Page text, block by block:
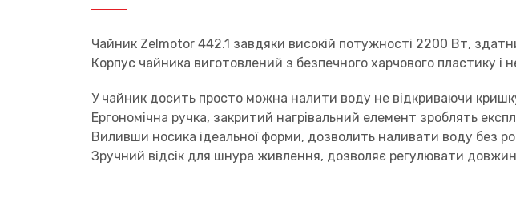
Чайник Zelmotor 442.1 завдяки високій потужності 2200 Вт,
Корпус чайника виготовлений з безпечного харчового пластику і
У чайник досить просто можна налити воду не відкриваючи
Ергономічна ручка, закритий нагрівальний елемент зроблять
Виливши носика ідеальної форми, дозволить наливати воду без
Зручний відсік для шнура живлення, дозволяє регулювати